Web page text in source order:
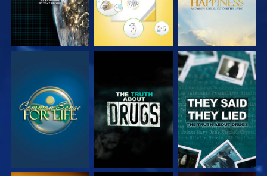
観る 観る 観る